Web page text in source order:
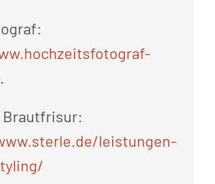
.
leistungen-